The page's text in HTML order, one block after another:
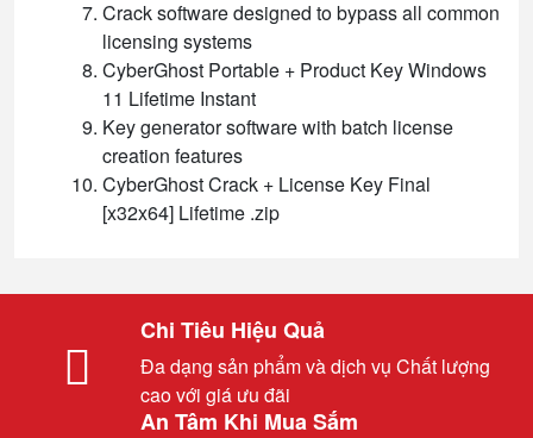
Crack software designed to bypass all common
licensing systems
CyberGhost Portable + Product Key Windows
11 Lifetime Instant
Key generator software with batch license
creation features
CyberGhost Crack + License Key Final
[x32x64] Lifetime .zip
Chi Tiêu Hiệu Quả
Đa dạng sản phẩm và dịch vụ Chất lượng
cao với giá ưu đãi
An Tâm Khi Mua Sắm